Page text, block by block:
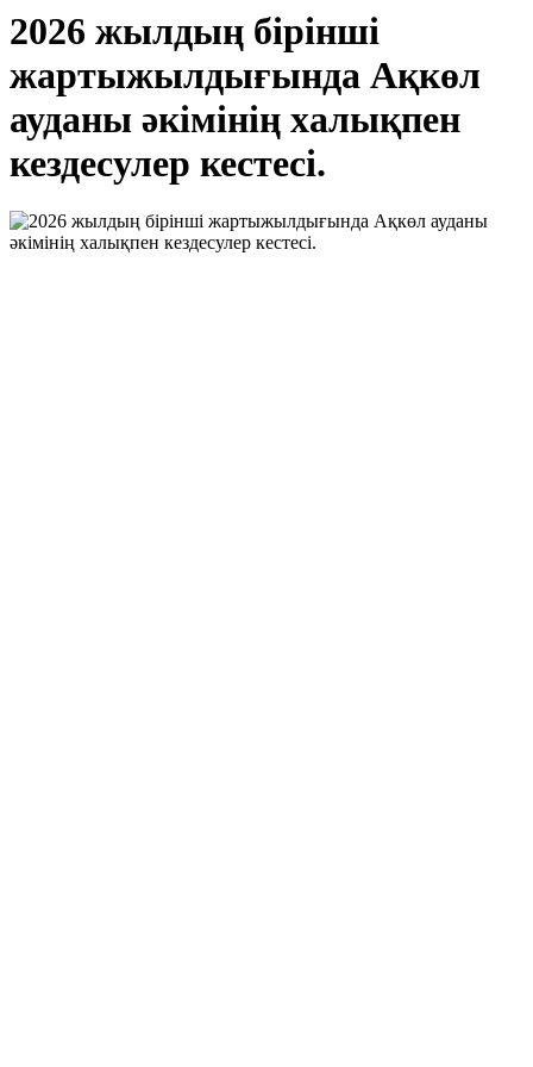
2026 жылдың бірінші
жартыжылдығында Ақкөл
ауданы әкімінің халықпен
кездесулер кестесі.